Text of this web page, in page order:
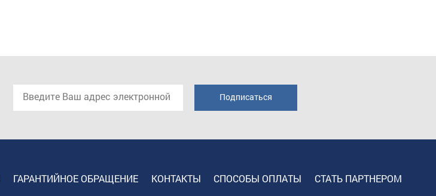
ГАРАНТИЙНОЕ ОБРАЩЕНИЕ КОНТАКТЫ СПОСОБЫ ОПЛАТЫ СТАТЬ ПАРТНЕРОМ